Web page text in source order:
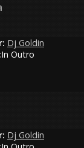
Dj Goldin
In Outro
Dj Goldin